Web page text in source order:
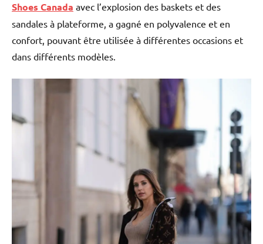
Shoes Canada avec l’explosion des baskets et des
sandales à plateforme, a gagné en polyvalence et en
confort, pouvant être utilisée à différentes occasions et
dans différents modèles.